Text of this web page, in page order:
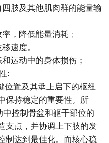
肢及其他肌肉群的能量输
，降低能量消耗；
速度。
运动中的身体损伤；
:
置及其承上启下的枢纽
保持稳定的重要性。所
中控制骨盆和躯干部位的
支点，并协调上下肢的发
制达到最佳化。而核心稳